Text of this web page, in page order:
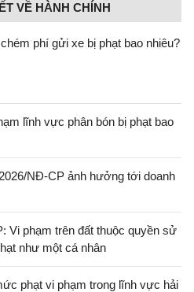
VỀ HÀNH CHÍNH
phí gửi xe bị phạt bao nhiêu?
lĩnh vực phân bón bị phạt bao
NĐ-CP ảnh hưởng tới doanh
Vi phạm trên đất thuộc quyền sử
như một cá nhân
phạt vi phạm trong lĩnh vực hải